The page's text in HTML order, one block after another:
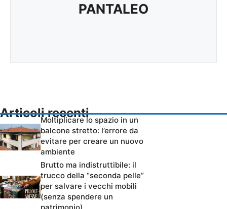
PANTALEO
Articoli recenti
Moltiplicare lo spazio in un
balcone stretto: l’errore da
evitare per creare un nuovo
ambiente
Brutto ma indistruttibile: il
trucco della “seconda pelle”
per salvare i vecchi mobili
(senza spendere un